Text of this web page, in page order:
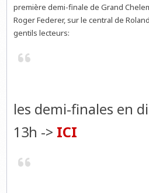
première demi-finale de Grand
Roger Federer, sur le central de
gentils lecteurs:
les demi-finales en
13h -> ICI